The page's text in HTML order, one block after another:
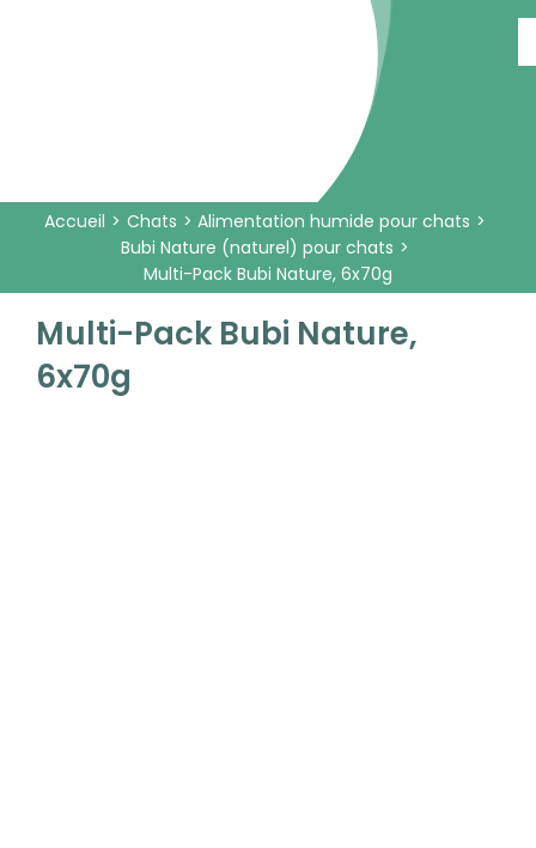
Accueil Chats
Alimentation humide pour chats
Bubi Nature (naturel) pour chats
Multi-Pack Bubi Nature, 6x70g
Multi-Pack Bubi Nature,
6x70g